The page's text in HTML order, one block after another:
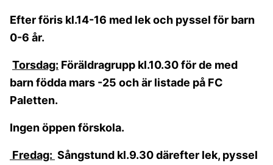
Efter föris kl.14-16 med lek och pyssel för barn
0-6 år.
Torsdag: Föräldragrupp kl.10.30 för de med
barn födda mars -25 och är listade på FC
Paletten.
Ingen öppen förskola.
Fredag: Sångstund kl.9.30 därefter lek, pyssel